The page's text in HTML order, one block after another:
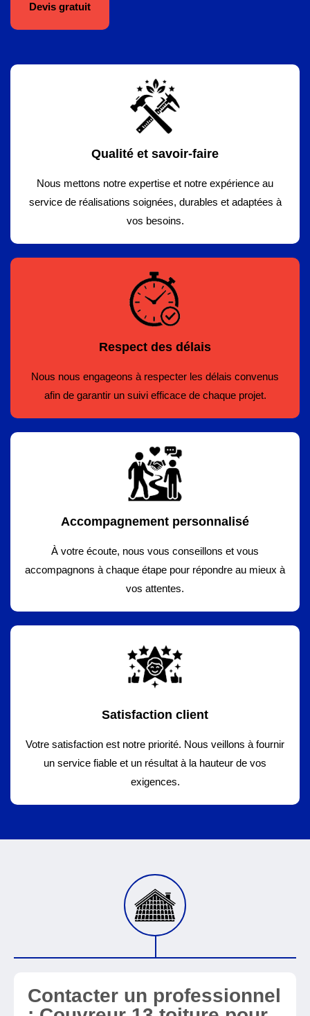
Devis gratuit
Qualité et savoir-faire
Nous mettons notre expertise et notre expérience au
service de réalisations soignées, durables et adaptées à
vos besoins.
Respect des délais
Nous nous engageons à respecter les délais convenus
afin de garantir un suivi efficace de chaque projet.
Accompagnement personnalisé
À votre écoute, nous vous conseillons et vous
accompagnons à chaque étape pour répondre au mieux à
vos attentes.
Satisfaction client
Votre satisfaction est notre priorité. Nous veillons à fournir
un service fiable et un résultat à la hauteur de vos
exigences.
Contacter un professionnel